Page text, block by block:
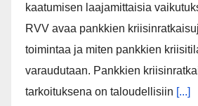
kaatumisen laajamittaisia
RVV avaa pankkien
toimintaa ja miten pankkien
varaudutaan. Pankkien
tarkoituksena on taloudellisiin [...]